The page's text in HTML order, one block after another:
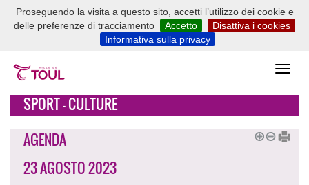
Proseguendo la visita a questo sito, accetti l’utilizzo dei cookie e
delle preferenze di tracciamento
Accetto
Disattiva i cookies
Informativa sulla privacy
SPORT - CULTURE
AGENDA
23 AGOSTO 2023